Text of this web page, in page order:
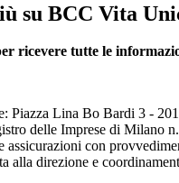
su BCC Vita
ricevere tutte le
Piazza Lina Bo Bardi 3 -
delle Imprese di Milano
assicurazioni con
alla direzione e